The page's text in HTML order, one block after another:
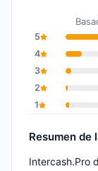
5
4
3
2
1
Resumen de
Intercash.Pro